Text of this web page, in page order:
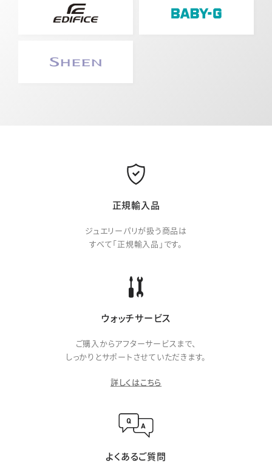
正規輸入品
ジュエリーパリが扱う商品は
すべて「正規輸入品」です。
ウォッチサービス
ご購入からアフターサービスまで、
しっかりとサポートさせていただきます。
詳しくはこちら
よくあるご質問